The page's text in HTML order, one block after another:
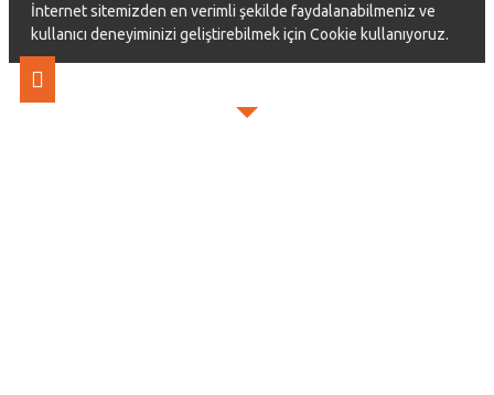
İnternet sitemizden en verimli şekilde faydalanabilmeniz ve
kullanıcı deneyiminizi geliştirebilmek için Cookie kullanıyoruz.